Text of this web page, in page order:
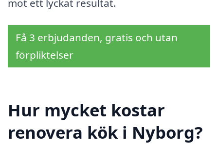
Få 3 erbjudanden, gratis och utan
förpliktelser
Hur mycket kostar
renovera kök i Nyborg?